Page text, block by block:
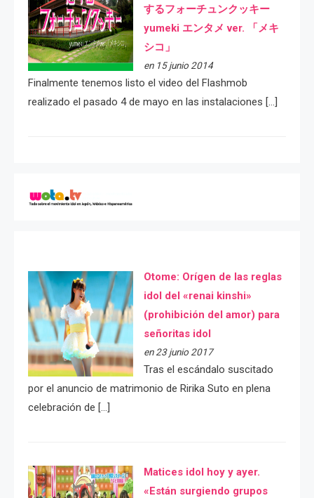
するフォーチュンクッキー
yumeki エンタメ ver. 「メキ
シコ」
en 15 junio 2014
Finalmente tenemos listo el video del Flashmob
realizado el pasado 4 de mayo en las instalaciones […]
Otome: Orígen de las reglas
idol del «renai kinshi»
(prohibición del amor) para
señoritas idol
en 23 junio 2017
Tras el escándalo suscitado
por el anuncio de matrimonio de Ririka Suto en plena
celebración de […]
Matices idol hoy y ayer.
«Están surgiendo grupos